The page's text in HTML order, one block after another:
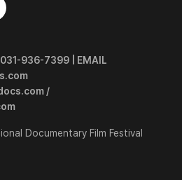
936-7399 | EMAIL
/
Documentary Film Festival